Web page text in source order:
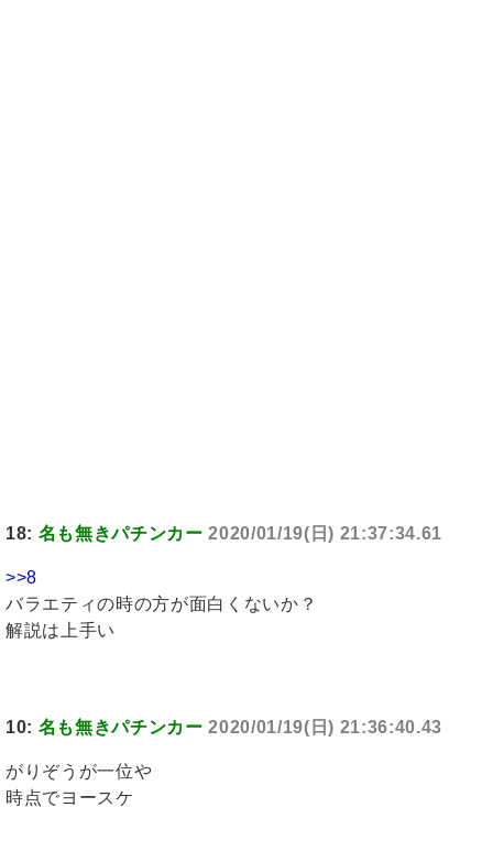
18: 名も無きパチンカー 2020/01/19(日) 21:37:34.61
>>8
バラエティの時の方が面白くないか？
解説は上手い
10: 名も無きパチンカー 2020/01/19(日) 21:36:40.43
がりぞうが一位や
時点でヨースケ